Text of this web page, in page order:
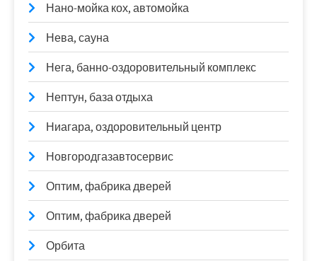
Нано-мойка кох, автомойка
Нева, сауна
Нега, банно-оздоровительный комплекс
Нептун, база отдыха
Ниагара, оздоровительный центр
Новгородгазавтосервис
Оптим, фабрика дверей
Оптим, фабрика дверей
Орбита